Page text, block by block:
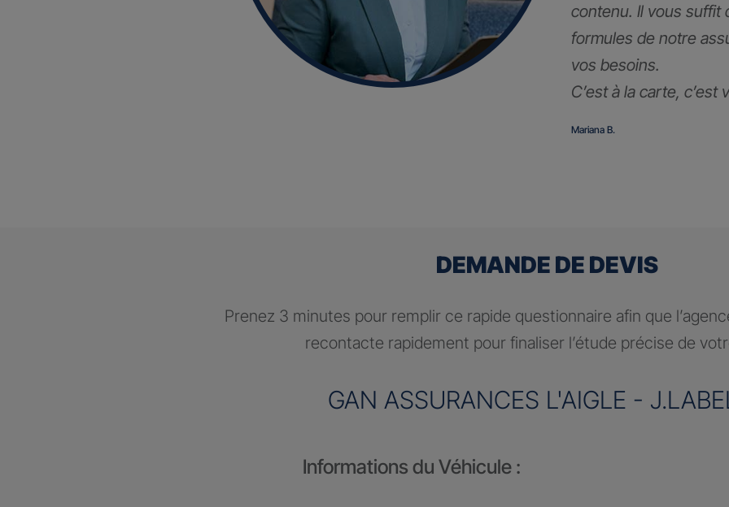
contenu. Il vous suffit
formules de notre
vos besoins.
C’est à la carte,
Mariana B.
DEMANDE DE DEVIS
Prenez 3 minutes pour remplir ce rapide questionnaire afin que
recontacte rapidement pour finaliser l’étude précise de
GAN ASSURANCES L'AIGLE -
Informations du Véhicule :